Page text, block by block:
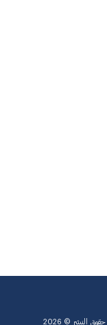
حقوق النشر © 2026